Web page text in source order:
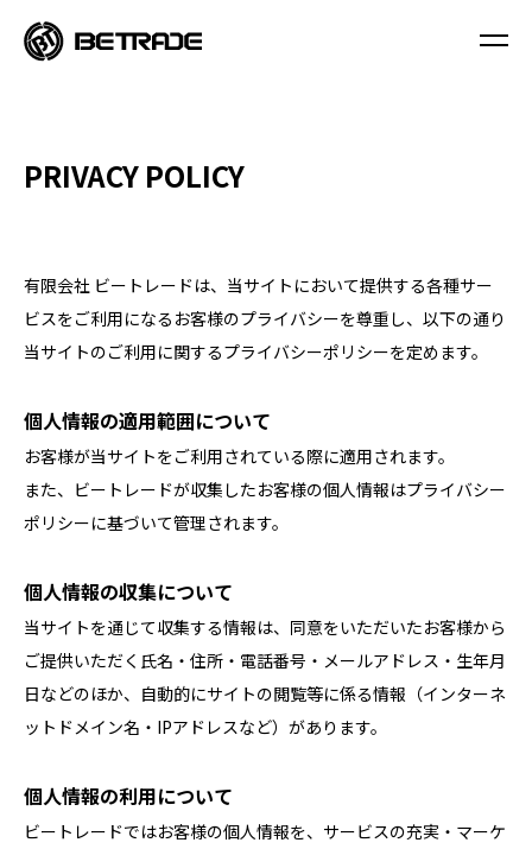
PRIVACY POLICY
有限会社 ビートレードは、当サイトにおいて提供する各種サー
ビスをご利用になるお客様のプライバシーを尊重し、以下の通り
当サイトのご利用に関するプライバシーポリシーを定めます。
個人情報の適用範囲について
お客様が当サイトをご利用されている際に適用されます。
また、ビートレードが収集したお客様の個人情報はプライバシー
ポリシーに基づいて管理されます。
個人情報の収集について
当サイトを通じて収集する情報は、同意をいただいたお客様から
ご提供いただく氏名・住所・電話番号・メールアドレス・生年月
日などのほか、自動的にサイトの閲覧等に係る情報（インターネ
ットドメイン名・IPアドレスなど）があります。
個人情報の利用について
ビートレードではお客様の個人情報を、サービスの充実・マーケ